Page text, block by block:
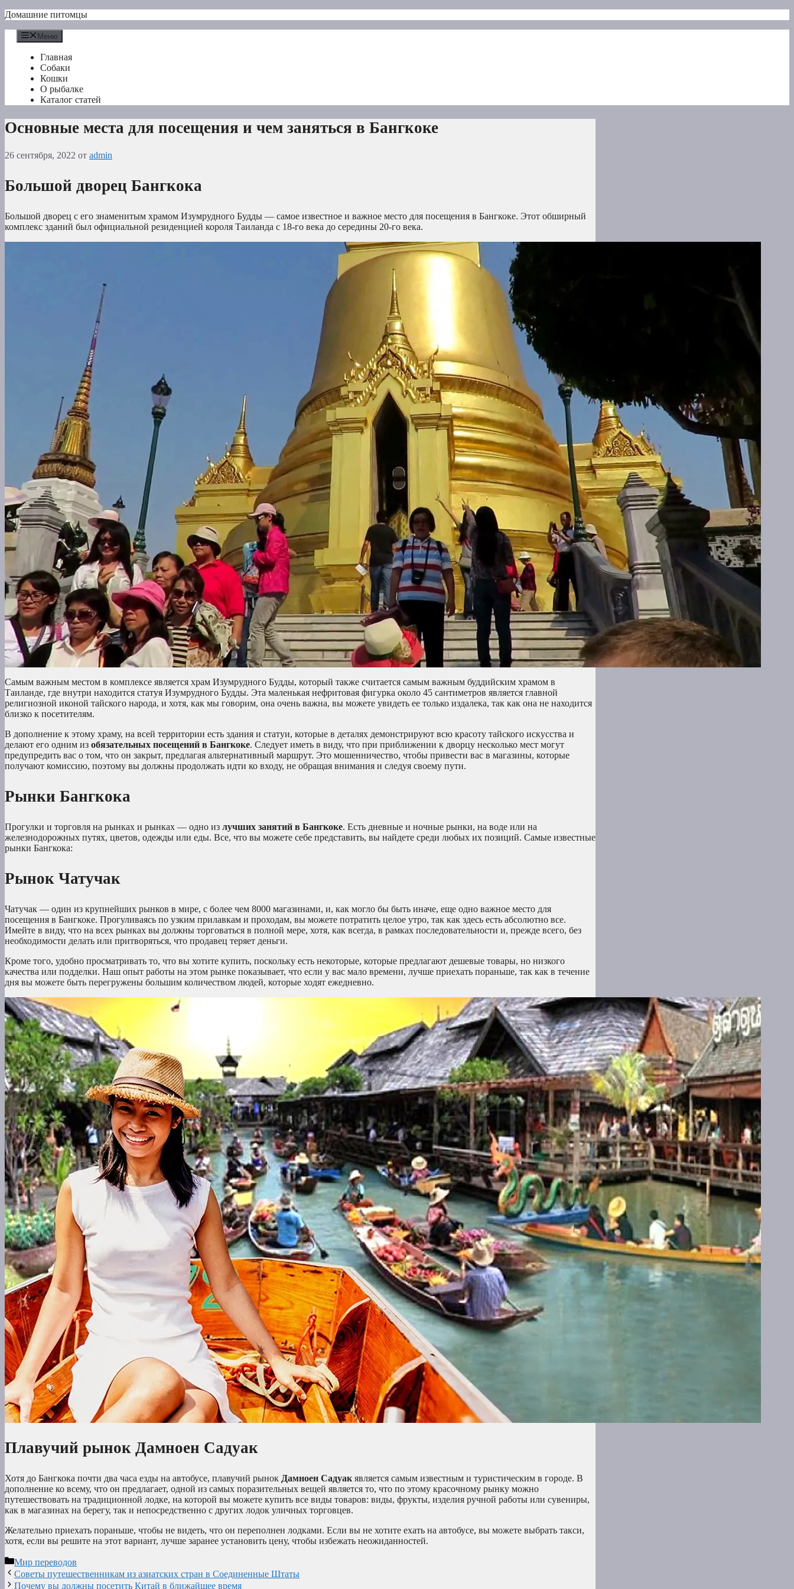
Перейти
содержимому
Домашние питомцы
Меню
Главная
Собаки
Кошки
О рыбалке
Каталог статей
Основные места для посещения и чем заняться в Бангкоке
26 сентября, 2022 от admin
Большой дворец Бангкока
Большой дворец с его знаменитым храмом Изумрудного Будды — самое известное и важное место для посещения в Бангкоке. Этот обширный
комплекс зданий был официальной резиденцией короля Таиланда с 18-го века до середины 20-го века.
Самым важным местом в комплексе является храм Изумрудного Будды, который также считается самым важным буддийским храмом в
Таиланде, где внутри находится статуя Изумрудного Будды. Эта маленькая нефритовая фигурка около 45 сантиметров является главной
религиозной иконой тайского народа, и хотя, как мы говорим, она очень важна, вы можете увидеть ее только издалека, так как она не находится
близко к посетителям.
В дополнение к этому храму, на всей территории есть здания и статуи, которые в деталях демонстрируют всю красоту тайского искусства и
делают его одним из обязательных посещений в Бангкоке. Следует иметь в виду, что при приближении к дворцу несколько мест могут
предупредить вас о том, что он закрыт, предлагая альтернативный маршрут. Это мошенничество, чтобы привести вас в магазины, которые
получают комиссию, поэтому вы должны продолжать идти ко входу, не обращая внимания и следуя своему пути.
Рынки Бангкока
Прогулки и торговля на рынках и рынках — одно из лучших занятий в Бангкоке. Есть дневные и ночные рынки, на воде или на
железнодорожных путях, цветов, одежды или еды. Все, что вы можете себе представить, вы найдете среди любых их позиций. Самые известные
рынки Бангкока:
Рынок Чатучак
Чатучак — один из крупнейших рынков в мире, с более чем 8000 магазинами, и, как могло бы быть иначе, еще одно важное место для
посещения в Бангкоке. Прогуливаясь по узким прилавкам и проходам, вы можете потратить целое утро, так как здесь есть абсолютно все.
Имейте в виду, что на всех рынках вы должны торговаться в полной мере, хотя, как всегда, в рамках последовательности и, прежде всего, без
необходимости делать или притворяться, что продавец теряет деньги.
Кроме того, удобно просматривать то, что вы хотите купить, поскольку есть некоторые, которые предлагают дешевые товары, но низкого
качества или подделки. Наш опыт работы на этом рынке показывает, что если у вас мало времени, лучше приехать пораньше, так как в течение
дня вы можете быть перегружены большим количеством людей, которые ходят ежедневно.
Плавучий рынок Дамноен Садуак
Хотя до Бангкока почти два часа езды на автобусе, плавучий рынок Дамноен Садуак является самым известным и туристическим в городе. В
дополнение ко всему, что он предлагает, одной из самых поразительных вещей является то, что по этому красочному рынку можно
путешествовать на традиционной лодке, на которой вы можете купить все виды товаров: виды, фрукты, изделия ручной работы или сувениры,
как в магазинах на берегу, так и непосредственно с других лодок уличных торговцев.
Желательно приехать пораньше, чтобы не видеть, что он переполнен лодками. Если вы не хотите ехать на автобусе, вы можете выбрать такси,
хотя, если вы решите на этот вариант, лучше заранее установить цену, чтобы избежать неожиданностей.
Рубрики
Мир переводов
Советы путешественникам из азиатских стран в Соединенные Штаты
Почему вы должны посетить Китай в ближайшее время